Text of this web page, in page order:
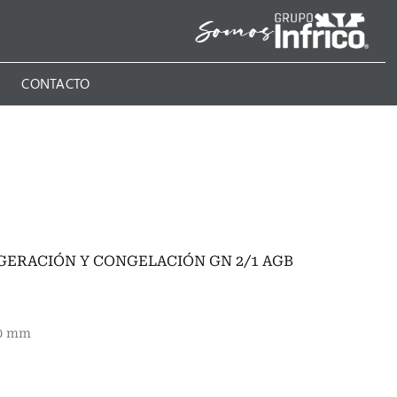
CONTACTO
Y CONGELACIÓN GN 2/1 AGB
mm